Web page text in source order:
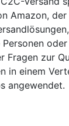
Amazon,
zur
in einem
angewendet.